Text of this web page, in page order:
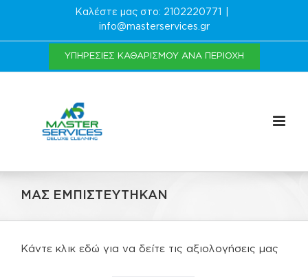
Καλέστε μας στο: 2102220771
info@masterservices.gr
ΥΠΗΡΕΣΊΕΣ ΚΑΘΑΡΙΣΜΟΎ ΑΝΆ ΠΕΡΙΟΧΉ
ΜΑΣ ΕΜΠΙΣΤΕΥΤΗΚΑΝ
Κάντε κλικ εδώ για να δείτε τις αξιολογήσεις μας